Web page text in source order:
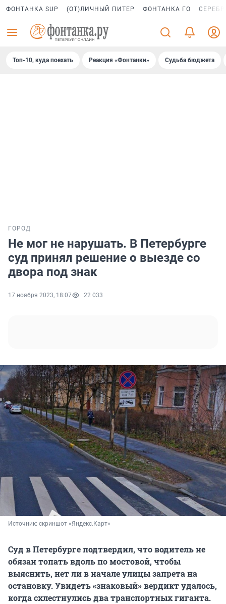
ФОНТАНКА SUP (ОТ)ЛИЧНЫЙ ПИТЕР ФОНТАНКА ГО
Топ-10, куда поехать Реакция «Фонтанки» Судьба бюджета
ГОРОД
Не мог не нарушать. В Петербурге
суд принял решение о выезде со
двора под знак
17 ноября 2023, 18:07 22 033
Источник: скриншот «Яндекс.Карт»
Суд в Петербурге подтвердил, что водитель не
обязан топать вдоль по мостовой, чтобы
выяснить, нет ли в начале улицы запрета на
остановку. Увидеть «знаковый» вердикт удалось,
когда схлестнулись два транспортных гиганта.